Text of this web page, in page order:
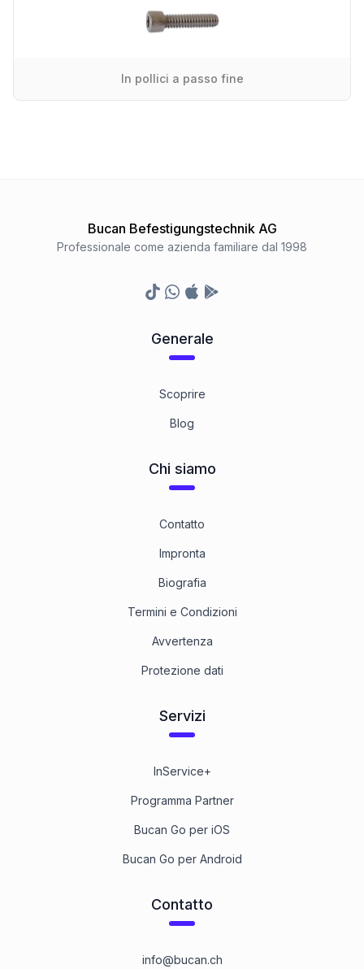
In pollici a passo fine
Bucan Befestigungstechnik AG
Professionale come azienda familiare dal 1998
TikTokWhatsapp
Appstore
Google Play Store
Generale
Scoprire
Blog
Chi siamo
Contatto
Impronta
Biografia
Termini e Condizioni
Avvertenza
Protezione dati
Servizi
InService+
Programma Partner
Bucan Go per iOS
Bucan Go per Android
Contatto
info@bucan.ch